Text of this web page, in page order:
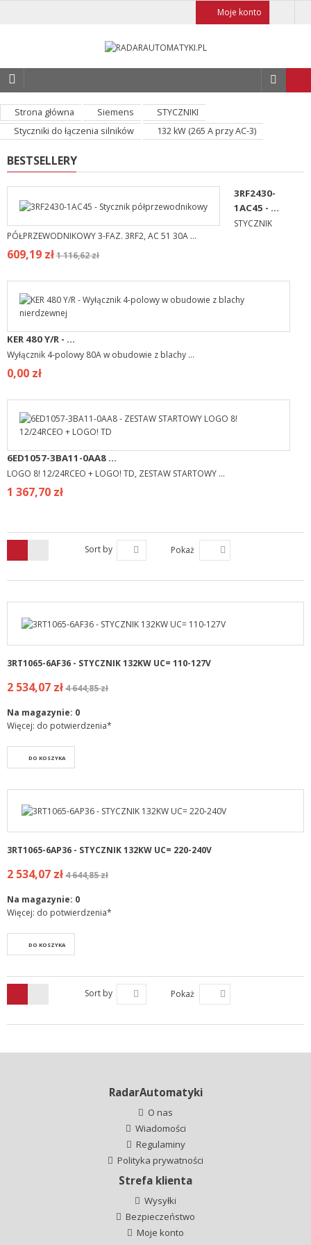
Moje konto
Strona główna Siemens
STYCZNIKI
Styczniki do łączenia silników
132 kW (265 A przy AC-3)
BESTSELLERY
3RF2430-
1AC45 - ...
STYCZNIK
PÓŁPRZEWODNIKOWY 3-FAZ. 3RF2, AC 51 30A ...
609,19 zł1 116,62 zł
KER 480 Y/R - ...
Wyłącznik 4-polowy 80A w obudowie z blachy ...
0,00 zł
6ED1057-3BA11-0AA8 ...
LOGO 8! 12/24RCEO + LOGO! TD, ZESTAW STARTOWY ...
1 367,70 zł
Sort by Pokaż
3RT1065-6AF36 - STYCZNIK 132KW UC= 110-127V
2 534,07 zł4 644,85 zł
Na magazynie: 0
Więcej: do potwierdzenia*
DO KOSZYKA
3RT1065-6AP36 - STYCZNIK 132KW UC= 220-240V
2 534,07 zł4 644,85 zł
Na magazynie: 0
Więcej: do potwierdzenia*
DO KOSZYKA
Sort by Pokaż
RadarAutomatyki
O nas
Wiadomości
Regulaminy
Polityka prywatności
Strefa klienta
Wysyłki
Bezpieczeństwo
Moje konto